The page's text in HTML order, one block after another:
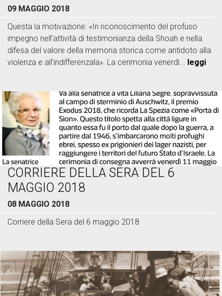
09 MAGGIO 2018
Questa la motivazione: «In riconoscimento del profuso
impegno nell’attività di testimonianza della Shoah e nella
difesa del valore della memoria storica come antidoto alla
violenza e all’indifferenzala». La cerimonia venerdì... leggi
CORRIERE DELLA SERA DEL 6
MAGGIO 2018
08 MAGGIO 2018
Corriere della Sera del 6 maggio 2018